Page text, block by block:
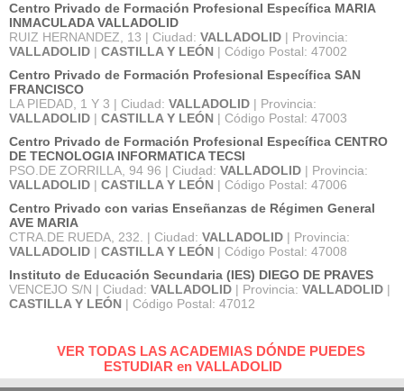
Centro Privado de Formación Profesional Específica MARIA
INMACULADA VALLADOLID
RUIZ HERNANDEZ, 13 | Ciudad: VALLADOLID | Provincia:
VALLADOLID | CASTILLA Y LEÓN | Código Postal: 47002
Centro Privado de Formación Profesional Específica SAN
FRANCISCO
LA PIEDAD, 1 Y 3 | Ciudad: VALLADOLID | Provincia:
VALLADOLID | CASTILLA Y LEÓN | Código Postal: 47003
Centro Privado de Formación Profesional Específica CENTRO
DE TECNOLOGIA INFORMATICA TECSI
PSO.DE ZORRILLA, 94 96 | Ciudad: VALLADOLID | Provincia:
VALLADOLID | CASTILLA Y LEÓN | Código Postal: 47006
Centro Privado con varias Enseñanzas de Régimen General
AVE MARIA
CTRA.DE RUEDA, 232. | Ciudad: VALLADOLID | Provincia:
VALLADOLID | CASTILLA Y LEÓN | Código Postal: 47008
Instituto de Educación Secundaria (IES) DIEGO DE PRAVES
VENCEJO S/N | Ciudad: VALLADOLID | Provincia: VALLADOLID |
CASTILLA Y LEÓN | Código Postal: 47012
VER TODAS LAS ACADEMIAS DÓNDE PUEDES
ESTUDIAR en VALLADOLID